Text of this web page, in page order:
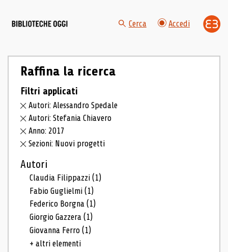
Cerca Accedi
Raffina la ricerca
Filtri applicati
Autori: Alessandro Spedale
Autori: Stefania Chiavero
Anno: 2017
Sezioni: Nuovi progetti
Autori
Claudia Filippazzi(1)
Fabio Guglielmi(1)
Federico Borgna(1)
Giorgio Gazzera(1)
Giovanna Ferro(1)
+ altri elementi